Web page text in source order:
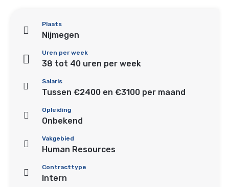
Plaats
Nijmegen
Uren per week
38 tot 40 uren per week
Salaris
Tussen €2400 en €3100 per maand
Opleiding
Onbekend
Vakgebied
Human Resources
Contracttype
Intern